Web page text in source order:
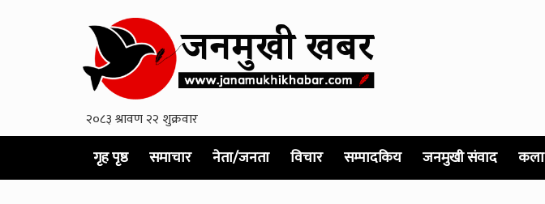
गृह पृष्ठ समाचार नेता/जनता विचार सम्पादकिय जनमुखी संवाद कला